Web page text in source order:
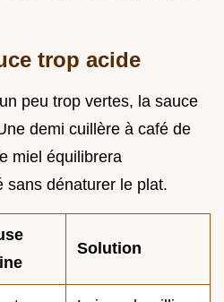
trop acide
peu trop vertes, la sauce
demi cuillère à café de
miel équilibrera
sans dénaturer le plat.
Solution